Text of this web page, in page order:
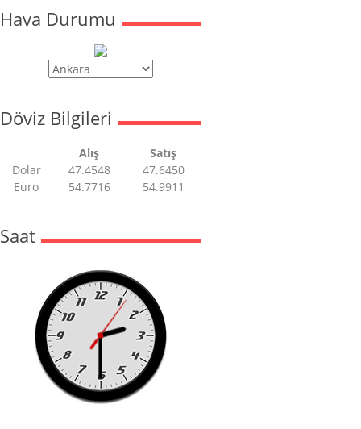
Hava Durumu
Döviz Bilgileri
Alış
Satış
Dolar
47.4548
47.6450
Euro
54.7716 54.9911
Saat